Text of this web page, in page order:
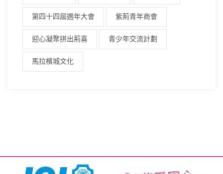
第四十四屆週年大會 紫荊青年商會
迎心凝聚拼出荊喜 青少年交流計劃
馬拉檳城文化